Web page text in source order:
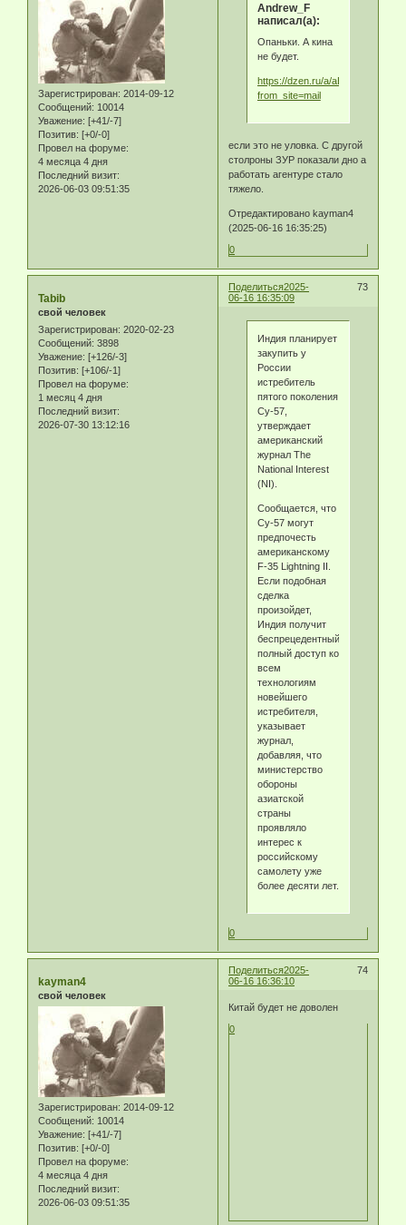
Зарегистрирован: 2014-09-12
Сообщений: 10014
Уважение: [+41/-7]
Позитив: [+0/-0]
Провел на форуме:
4 месяца 4 дня
Последний визит:
2026-06-03 09:51:35
Andrew_F
написал(а):
Опаньки. А кина
не будет.
https://dzen.ru/a/
from_site=mail
если это не уловка. С другой
столроны ЗУР показали дно а
работать агентуре стало
тяжело.
Отредактировано kayman4
(2025-06-16 16:35:25)
0
Поделиться 73
2025-
06-16 16:35:09
Tabib
свой человек
Зарегистрирован: 2020-02-23
Сообщений: 3898
Уважение: [+126/-3]
Позитив: [+106/-1]
Провел на форуме:
1 месяц 4 дня
Последний визит:
2026-07-30 13:12:16
Индия планирует
закупить у
России
истребитель
пятого поколения
Су-57,
утверждает
американский
журнал The
National Interest
(NI).
Сообщается, что
Су-57 могут
предпочесть
американскому
F-35 Lightning II.
Если подобная
сделка
произойдет,
Индия получит
беспрецедентный
полный доступ ко
всем
технологиям
новейшего
истребителя,
указывает
журнал,
добавляя, что
министерство
обороны
азиатской
страны
проявляло
интерес к
российскому
самолету уже
более десяти лет.
0
Поделиться 74
2025-
06-16 16:36:10
kayman4
свой человек
Зарегистрирован: 2014-09-12
Сообщений: 10014
Уважение: [+41/-7]
Позитив: [+0/-0]
Провел на форуме:
4 месяца 4 дня
Последний визит:
2026-06-03 09:51:35
Китай будет не доволен
0